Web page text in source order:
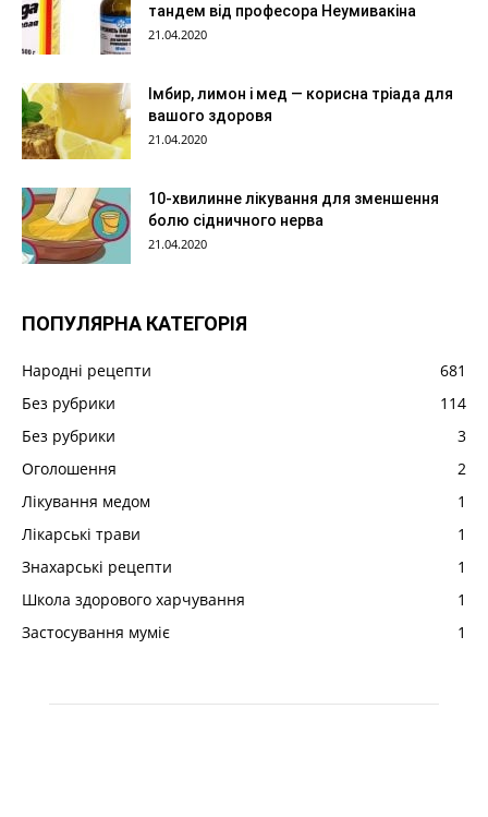
тандем від професора Неумивакіна
21.04.2020
Імбир, лимон і мед — корисна тріада для
вашого здоровя
21.04.2020
10-хвилинне лікування для зменшення
болю сідничного нерва
21.04.2020
ПОПУЛЯРНА КАТЕГОРІЯ
Народні рецепти
681
Без рубрики
114
Без рубрики
3
Оголошення
2
Лікування медом
1
Лікарські трави
1
Знахарські рецепти
1
Школа здорового харчування
1
Застосування муміє
1